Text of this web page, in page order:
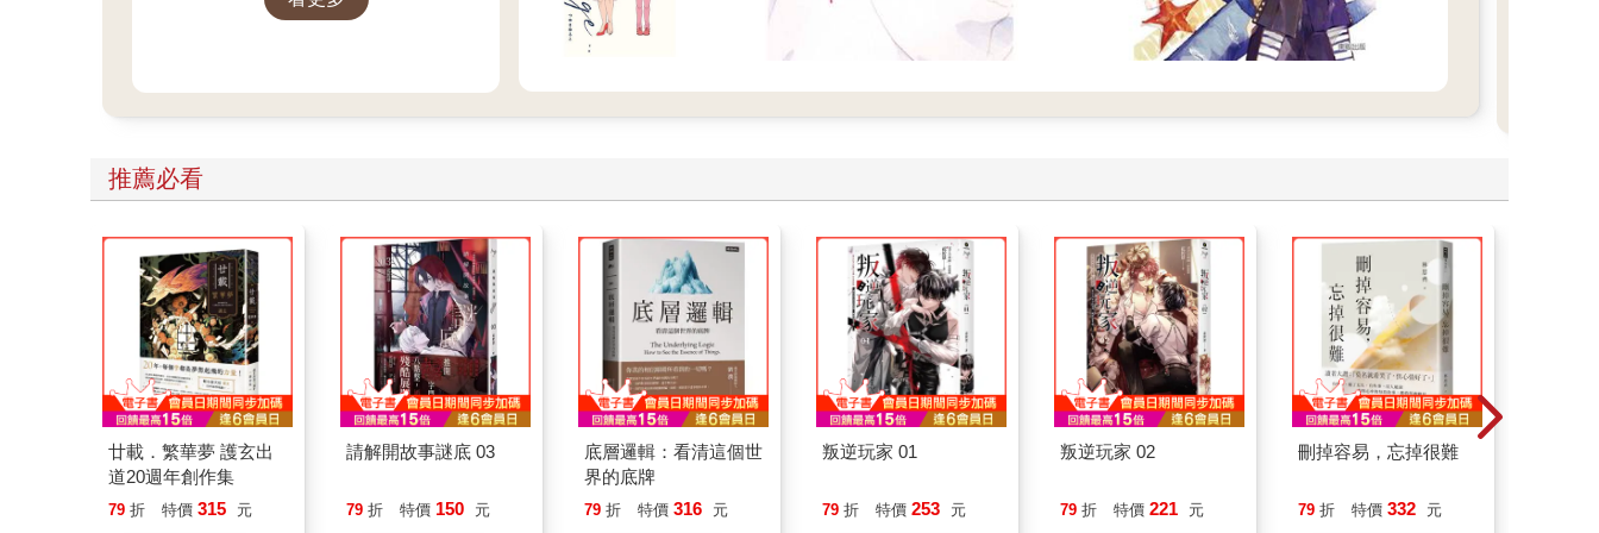
推薦必看
廿載．繁華夢 護玄出
道20週年創作集
79 折 特價 315 元
請解開故事謎底 03
79 折 特價 150 元
底層邏輯：看清這個世
界的底牌
79 折 特價 316 元
叛逆玩家 01
79 折 特價 253 元
叛逆玩家 02
79 折 特價 221 元
刪掉容易，忘掉很難
79 折 特價 332 元